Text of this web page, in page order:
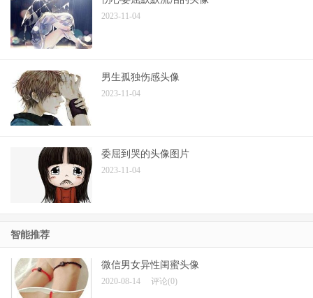
2023-11-04
男生孤独伤感头像
2023-11-04
委屈到哭的头像图片
2023-11-04
智能推荐
微信男女异性闺蜜头像
2020-08-14 评论(0)